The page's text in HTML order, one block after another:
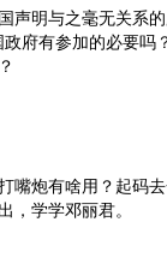
声明与之毫无关系
政府有参加的必要吗
嘴炮有啥用？起码
，学学邓丽君。